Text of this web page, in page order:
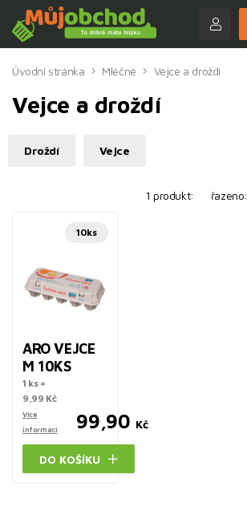
Úvodní stránka Mléčné Vejce a droždí
Vejce a droždí
Droždí Vejce
1 produkt: řazeno:
10ks
ARO VEJCE
M 10KS
1 ks =
9,99 Kč
Více
informací
99,90 Kč
DO KOŠÍKU